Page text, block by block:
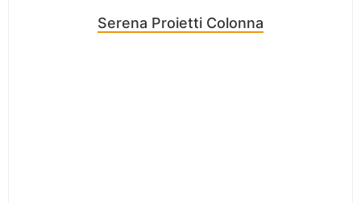
Serena Proietti Colonna